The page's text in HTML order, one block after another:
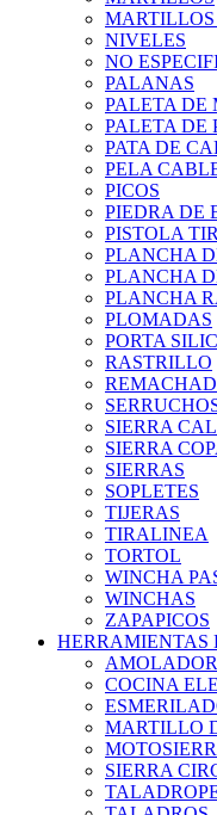
NIVELES
NO
PALANAS
PALETA DE
PALETA DE
PATA DE
PELA
PICOS
PIEDRA DE
PISTOLA
PLANCHA
PLANCHA
PLANCHA
PLOMADAS
PORTA
RASTRILLO
SIERRA
SIERRA
SIERRAS
SOPLETES
TIJERAS
TIRALINEA
TORTOL
WINCHA
WINCHAS
ZAPAPICOS
HERRAMIENTAS
COCINA
MARTILLO
SIERRA